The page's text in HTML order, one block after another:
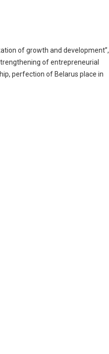
of growth and development”,
of entrepreneurial
perfection of Belarus place in